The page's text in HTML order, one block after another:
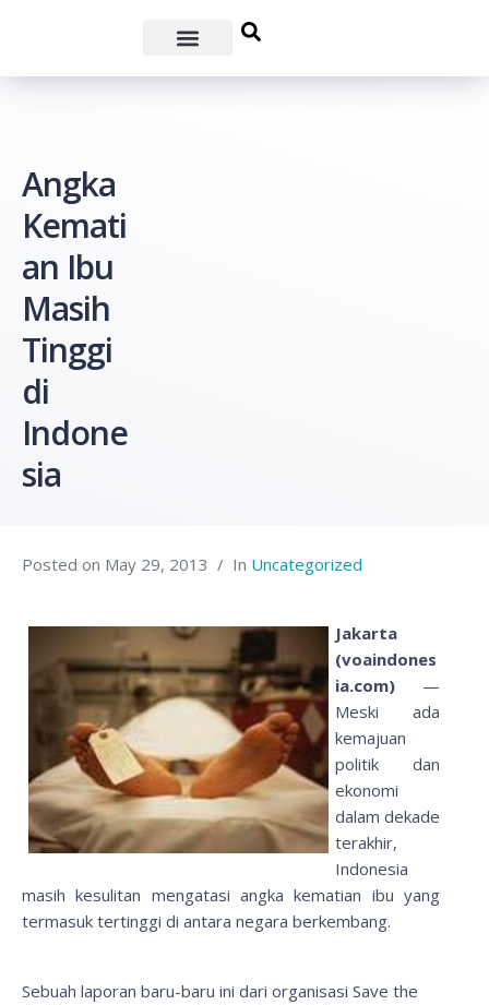
Angka
Kemati
an Ibu
Masih
Tinggi
di
Indone
sia
Posted on May 29, 2013 In Uncategorized
Jakarta
(voaindones
ia.com)
—
Meski ada
kemajuan
politik dan
ekonomi
dalam dekade
terakhir,
Indonesia
masih kesulitan mengatasi angka kematian ibu yang
termasuk tertinggi di antara negara berkembang.
Sebuah laporan baru-baru ini dari organisasi Save the